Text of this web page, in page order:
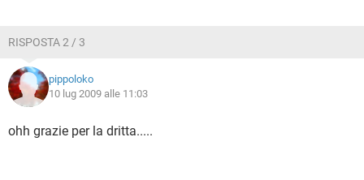
RISPOSTA 2 / 3
pippoloko
10 lug 2009 alle 11:03
ohh grazie per la dritta.....